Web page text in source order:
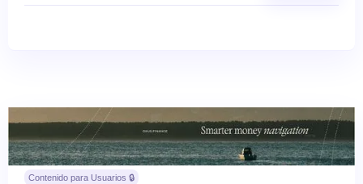
Contenido para Usuarios 🔒